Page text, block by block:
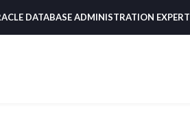
DATABASE ADMINISTRATION EXPERT